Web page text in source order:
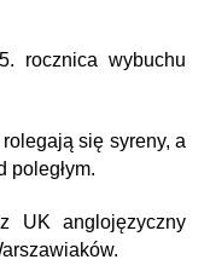
rocznica wybuchu
się syreny, a
poległym.
UK anglojęzyczny